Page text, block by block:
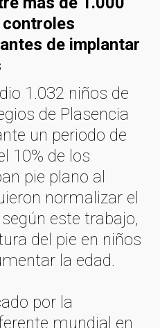
de implantar
1.032 niños de
de Plasencia
un periodo de
10% de los
pie plano al
normalizar el
este trabajo,
del pie en niños
la edad.
por la
mundial en